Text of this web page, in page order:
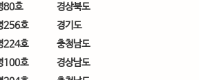
80호
경상북도
256호
경기도
224호
충청남도
100호
경상남도